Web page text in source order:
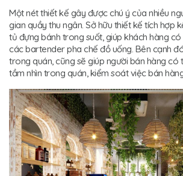
Một nét thiết kế gây được chú ý của nhiều
gian quầy thu ngân. Sở hữu thiết kế tích hợp
tủ đựng bánh trong suốt, giúp khách hàng
các bartender pha chế đồ uống. Bên cạnh
trong quán, cũng sẽ giúp người bán hàng
tầm nhìn trong quán, kiểm soát việc bán